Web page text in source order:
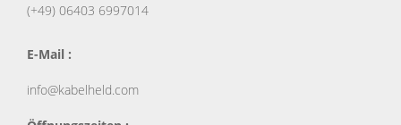
(+49) 06403 6997014
E-Mail :
info@kabelheld.com